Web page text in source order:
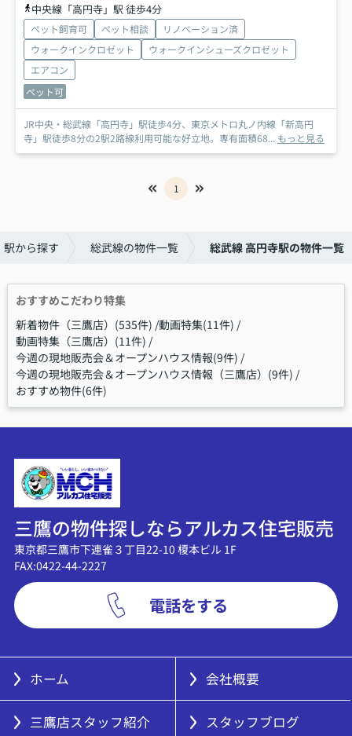
中央線「高円寺」駅 徒歩4分
ペット飼育可 ペット相談
リノベーション済
ウォークインクロゼット
ウォークインシューズクロゼット
エアコン
ペット可
JR中央・総武線「高円寺」駅徒歩4分、東京メトロ丸ノ内線「新高円
寺」駅徒歩8分の2駅2路線利用可能な好立地。専有面積68... もっと見る
1
駅から探す 総武線の物件一覧 総武線 高円寺駅の物件一覧
おすすめこだわり特集
新着物件（三鷹店）(535件) 動画特集(11件)
動画特集（三鷹店）(11件)
今週の現地販売会＆オープンハウス情報(9件)
今週の現地販売会＆オープンハウス情報（三鷹店）(9件)
おすすめ物件(6件)
三鷹の物件探しならアルカス住宅販売
東京都三鷹市下連雀３丁目22-10 榎本ビル 1F
FAX:0422-44-2227
電話をする
ホーム 会社概要
三鷹店スタッフ紹介 スタッフブログ